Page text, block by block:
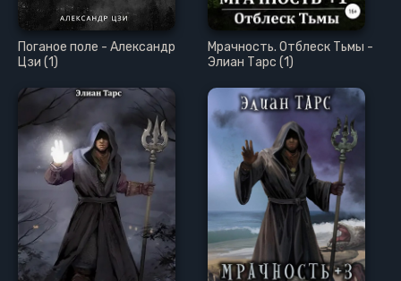
Поганое поле - Александр
Цзи (1)
Мрачность. Отблеск Тьмы -
Элиан Тарс (1)